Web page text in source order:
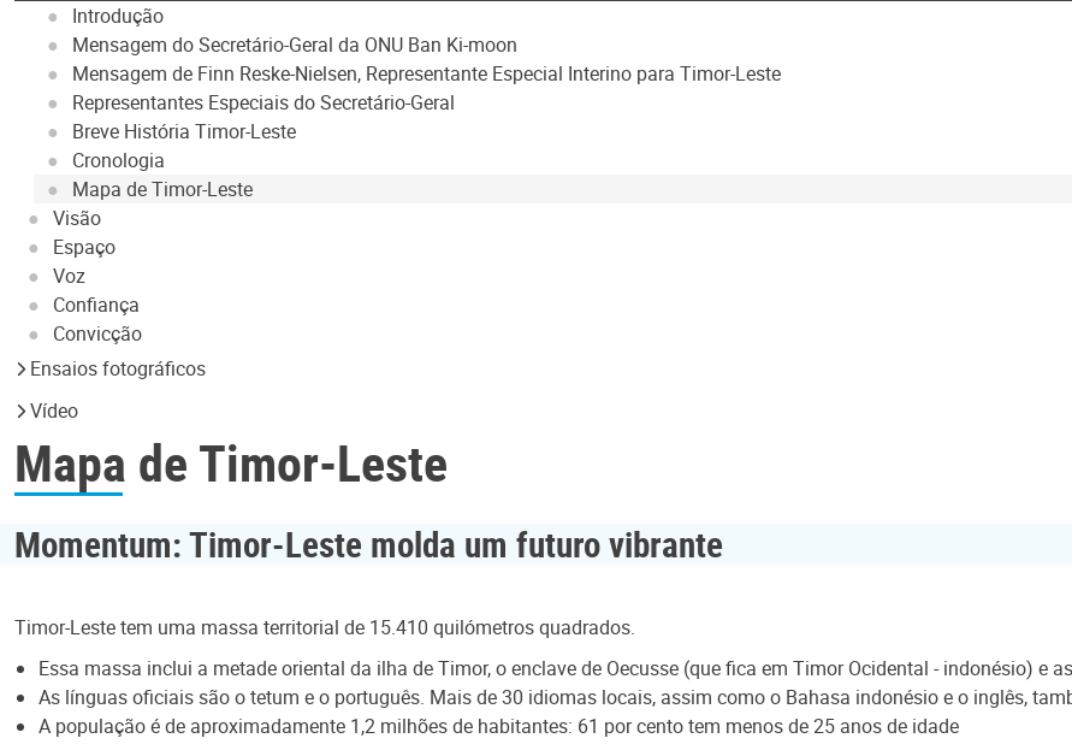
Introdução
Mensagem do Secretário-Geral da ONU Ban Ki-moon
Mensagem de Finn Reske-Nielsen, Representante Especial Interino para Timor-Leste
Representantes Especiais do Secretário-Geral
Breve História Timor-Leste
Cronologia
Mapa de Timor-Leste
Visão
Espaço
Voz
Confiança
Convicção
Ensaios fotográficos
Vídeo
Mapa de Timor-Leste
Momentum: Timor-Leste molda um futuro vibrante
Timor-Leste tem uma massa territorial de 15.410 quilómetros quadrados.
Essa massa inclui a metade oriental da ilha de Timor, o enclave de Oecusse (que fica em Timor Ocidental - indonésio) e
As línguas oficiais são o tetum e o português. Mais de 30 idiomas locais, assim como o Bahasa indonésio e o inglês,
A população é de aproximadamente 1,2 milhões de habitantes: 61 por cento tem menos de 25 anos de idade